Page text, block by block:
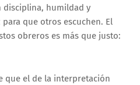
disciplina, humildad y
que otros escuchen. El
obreros es más que justo:
que el de la interpretación